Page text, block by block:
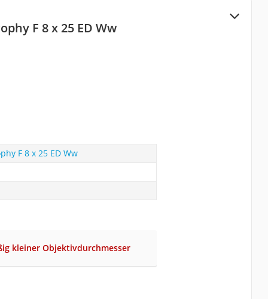
F 8 x 25 ED Ww
F 8 x 25 ED Ww
kleiner Objektivdurchmesser